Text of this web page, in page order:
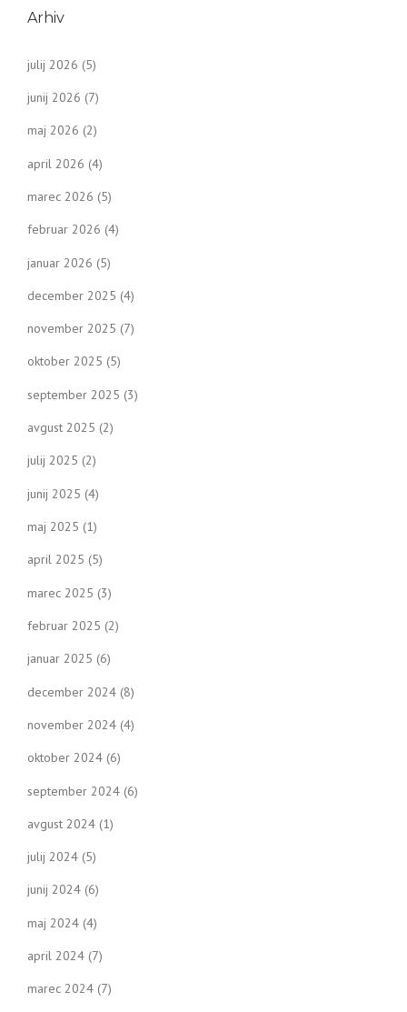
Arhiv
julij 2026 (5)
junij 2026 (7)
maj 2026 (2)
april 2026 (4)
marec 2026 (5)
februar 2026 (4)
januar 2026 (5)
december 2025 (4)
november 2025 (7)
oktober 2025 (5)
september 2025 (3)
avgust 2025 (2)
julij 2025 (2)
junij 2025 (4)
maj 2025 (1)
april 2025 (5)
marec 2025 (3)
februar 2025 (2)
januar 2025 (6)
december 2024 (8)
november 2024 (4)
oktober 2024 (6)
september 2024 (6)
avgust 2024 (1)
julij 2024 (5)
junij 2024 (6)
maj 2024 (4)
april 2024 (7)
marec 2024 (7)